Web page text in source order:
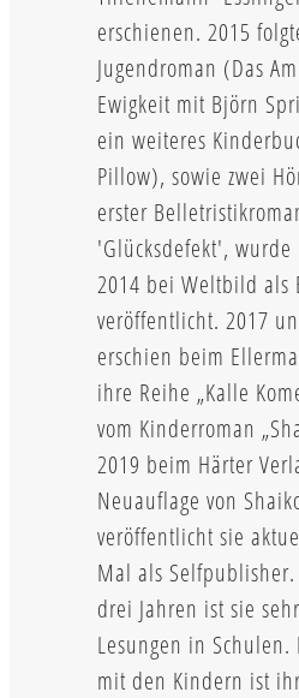
erschienen. 2015
Jugendroman (Das
Ewigkeit mit Björn
ein weiteres
Pillow), sowie zwei
erster
'Glücksdefekt', wurde
2014 bei Weltbild als
veröffentlicht. 2017
erschien beim
ihre Reihe „Kalle
vom Kinderroman
2019 beim Härter
Neuauflage von
veröffentlicht sie
Mal als Selfpublisher.
drei Jahren ist sie
Lesungen in Schulen.
mit den Kindern ist